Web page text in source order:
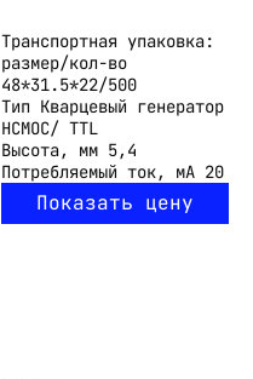
Транспортная упаковка:
размер/кол-во
48*31.5*22/500
Тип Кварцевый генератор
HCMOC/ TTL
Высота, мм 5,4
Потребляемый ток, мА 20
Показать цену